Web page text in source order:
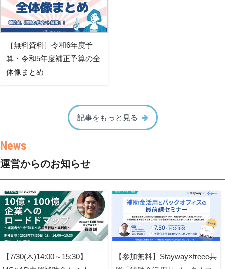
［無料資料］令和6年度予
算・令和5年度補正予算の全
体像まとめ
記事をもっと見る
運営からのお知らせ
【7/30(木)14:00～15:30】
【参加無料】Stayway×freee共